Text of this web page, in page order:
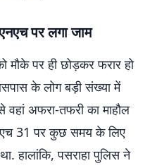
पर लगा जाम
पर ही छोड़कर फरार हो
के लोग बड़ी संख्या में
अफरा-तफरी का माहौल
31 पर कुछ समय के लिए
हालांकि, पसराहा पुलिस ने